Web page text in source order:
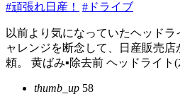
#頑張れ日産！ #ドライブ
以前より気になっていたヘッド
ャレンジを断念して、日産販売
頼。 黄ばみ▪除去前 ヘッドライト
thumb_up 58